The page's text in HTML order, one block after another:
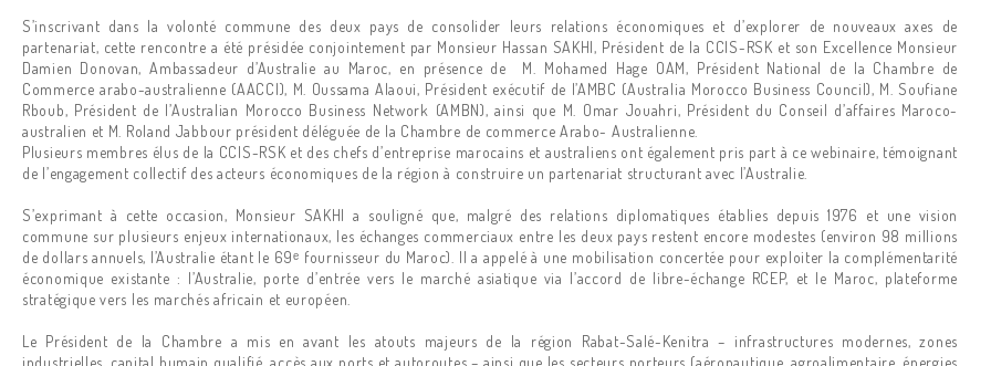
S’inscrivant dans la volonté commune des deux pays de consolider leurs relations économiques et d’explorer de nouveaux axes de
partenariat, cette rencontre a été présidée conjointement par Monsieur Hassan SAKHI, Président de la CCIS-RSK et son Excellence Monsieur
Damien Donovan, Ambassadeur d’Australie au Maroc, en présence de M. Mohamed Hage OAM, Président National de la Chambre de
Commerce arabo-australienne (AACCI), M. Oussama Alaoui, Président exécutif de l’AMBC (Australia Morocco Business Council), M. Soufiane
Rboub, Président de l’Australian Morocco Business Network (AMBN), ainsi que M. Omar Jouahri, Président du Conseil d’affaires Maroco-
australien et M. Roland Jabbour président déléguée de la Chambre de commerce Arabo- Australienne.
Plusieurs membres élus de la CCIS-RSK et des chefs d’entreprise marocains et australiens ont également pris part à ce webinaire, témoignant
de l’engagement collectif des acteurs économiques de la région à construire un partenariat structurant avec l’Australie.
S’exprimant à cette occasion, Monsieur SAKHI a souligné que, malgré des relations diplomatiques établies depuis 1976 et une vision
commune sur plusieurs enjeux internationaux, les échanges commerciaux entre les deux pays restent encore modestes (environ 98 millions
de dollars annuels, l’Australie étant le 69ᵉ fournisseur du Maroc). Il a appelé à une mobilisation concertée pour exploiter la complémentarité
économique existante : l’Australie, porte d’entrée vers le marché asiatique via l’accord de libre-échange RCEP, et le Maroc, plateforme
stratégique vers les marchés africain et européen.
Le Président de la Chambre a mis en avant les atouts majeurs de la région Rabat-Salé-Kenitra – infrastructures modernes, zones
industrielles, capital humain qualifié, accès aux ports et autoroutes – ainsi que les secteurs porteurs (aéronautique, agroalimentaire, énergies